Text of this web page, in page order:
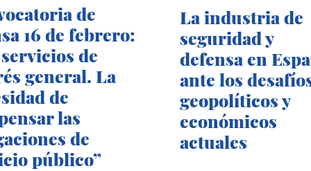
de
16 de febrero:
servicios de
general. La
de
las
de
público”
La industria de
seguridad y
defensa en
ante los
geopolíticos y
económicos
actuales